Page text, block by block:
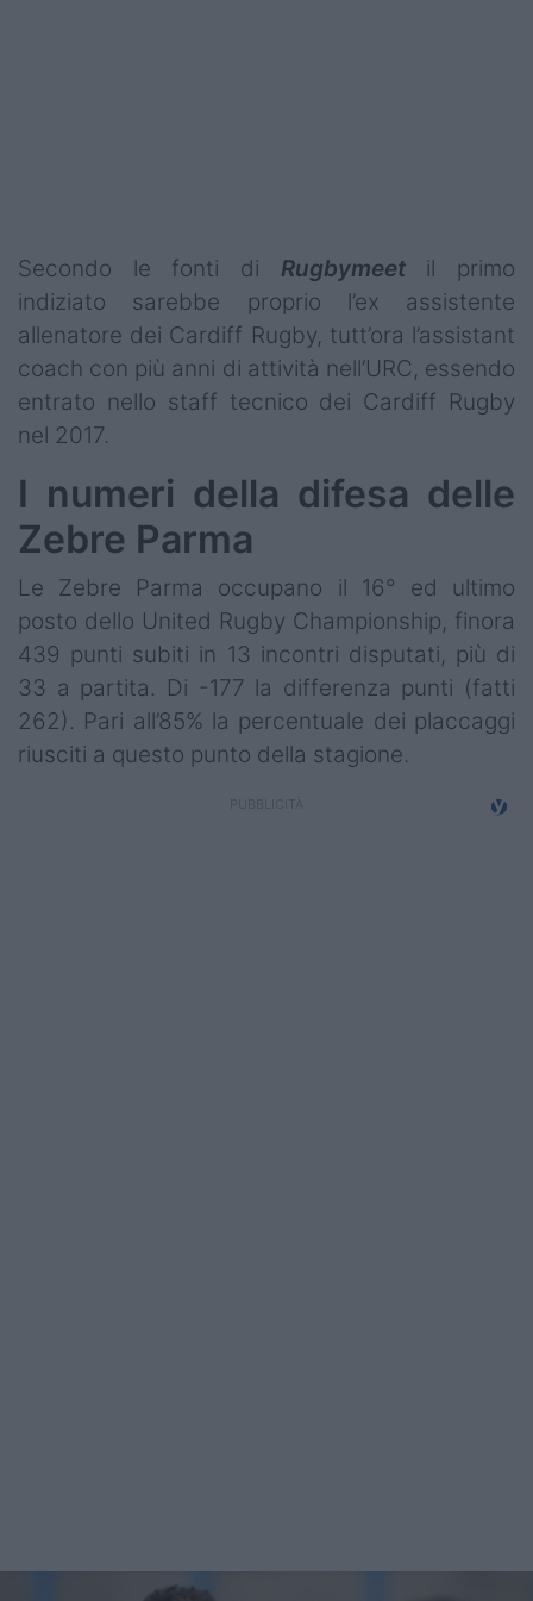
Secondo le fonti di Rugbymeetil primo
indiziato sarebbe proprio l’ex assistente
allenatore dei Cardiff Rugby, tutt’ora l’assistant
coach con più anni di attività nell’URC, essendo
entrato nello staff tecnico dei Cardiff Rugby
nel 2017.
I numeri della difesa delle
Zebre Parma
Le Zebre Parma occupano il 16° ed ultimo
posto dello United Rugby Championship, finora
439 punti subiti in 13 incontri disputati, più di
33 a partita. Di -177 la differenza punti (fatti
262). Pari all’85% la percentuale dei placcaggi
riusciti a questo punto della stagione.